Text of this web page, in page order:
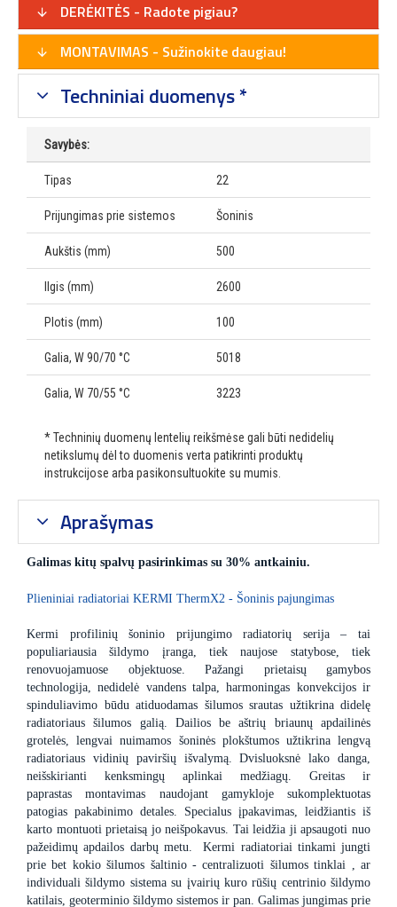
DERĖKITĖS - Radote pigiau?
MONTAVIMAS - Sužinokite daugiau!
Techniniai duomenys *
Savybės:
Tipas 22
Prijungimas prie sistemos Šoninis
Aukštis (mm) 500
Ilgis (mm) 2600
Plotis (mm) 100
Galia, W 90/70 °C 5018
Galia, W 70/55 °C 3223
* Techninių duomenų lentelių reikšmėse gali būti nedidelių
netikslumų dėl to duomenis verta patikrinti produktų
instrukcijose arba pasikonsultuokite su mumis.
Aprašymas
Galimas kitų spalvų pasirinkimas su 30% antkainiu.
Plieniniai radiatoriai KERMI ThermX2 - Šoninis pajungimas
Kermi profilinių šoninio prijungimo radiatorių serija – tai
populiariausia šildymo įranga, tiek naujose statybose, tiek
renovuojamuose objektuose. Pažangi prietaisų gamybos
technologija, nedidelė vandens talpa, harmoningas konvekcijos ir
spinduliavimo būdu atiduodamas šilumos srautas užtikrina didelę
radiatoriaus šilumos galią. Dailios be aštrių briaunų apdailinės
grotelės, lengvai nuimamos šoninės plokštumos užtikrina lengvą
radiatoriaus vidinių paviršių išvalymą. Dvisluoksnė lako danga,
neišskirianti kenksmingų aplinkai medžiagų. Greitas ir
paprastas montavimas naudojant gamykloje sukomplektuotas
patogias pakabinimo detales. Specialus įpakavimas, leidžiantis iš
karto montuoti prietaisą jo neišpokavus. Tai leidžia ji apsaugoti nuo
pažeidimų apdailos darbų metu. Kermi radiatoriai tinkami jungti
prie bet kokio šilumos šaltinio - centralizuoti šilumos tinklai , ar
individuali šildymo sistema su įvairių kuro rūšių centrinio šildymo
katilais, geoterminio šildymo sistemos ir pan. Galimas jungimas prie